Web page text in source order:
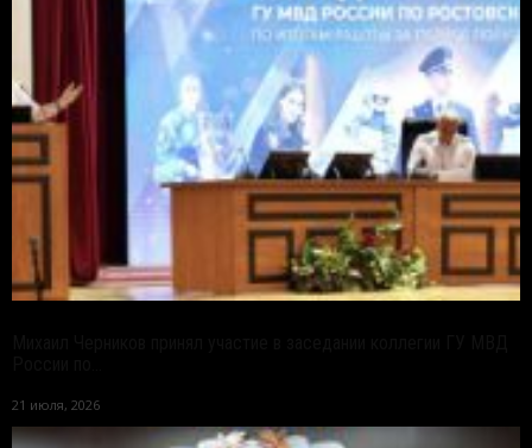
21 июля, 2026